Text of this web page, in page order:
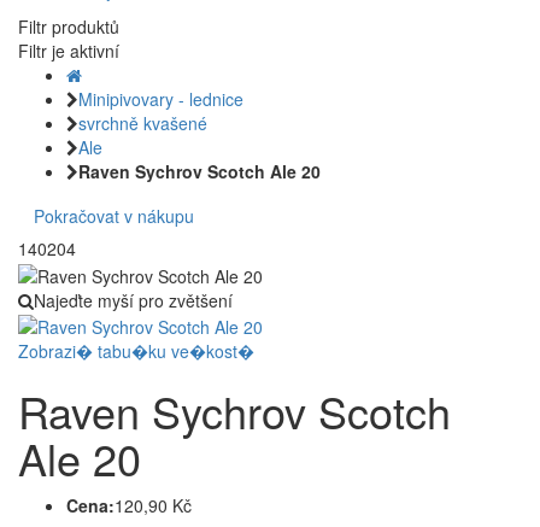
Filtr produktů
Filtr je aktivní
Minipivovary - lednice
svrchně kvašené
Ale
Raven Sychrov Scotch Ale 20
Pokračovat v nákupu
140204
Najeďte myší pro zvětšení
Zobrazi� tabu�ku ve�kost�
Raven Sychrov Scotch
Ale 20
Cena:120,90 Kč